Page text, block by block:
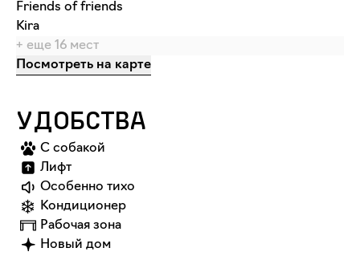
Friends of friends
Kira
+ еще 16 мест
Посмотреть на карте
УДОБСТВА
С собакой
Лифт
Особенно тихо
Кондиционер
Рабочая зона
Новый дом